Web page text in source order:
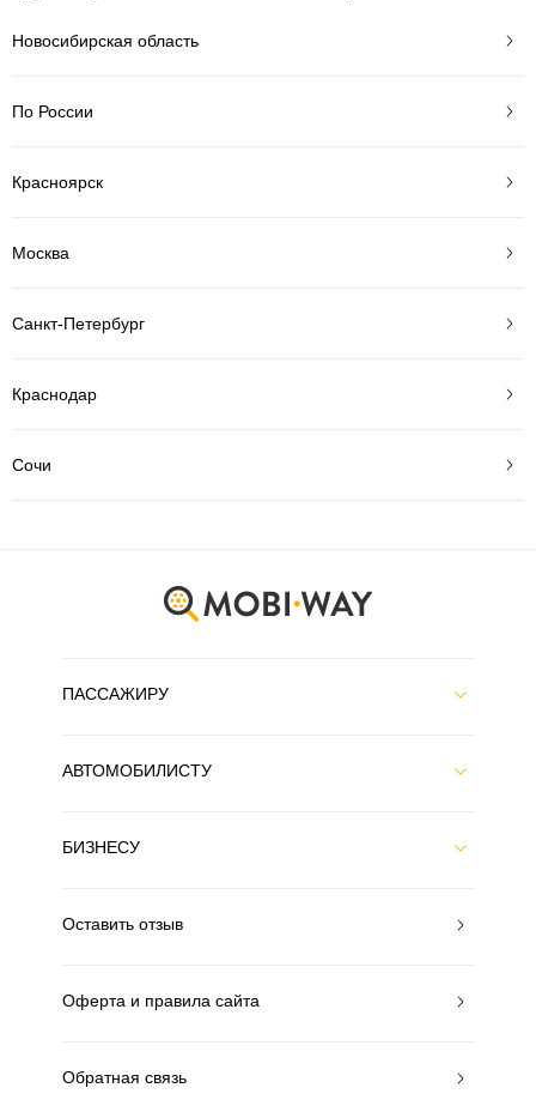
Новосибирская область
По России
Красноярск
Москва
Санкт-Петербург
Краснодар
Сочи
ПАССАЖИРУ
АВТОМОБИЛИСТУ
БИЗНЕСУ
Оставить отзыв
Оферта и правила сайта
Обратная связь